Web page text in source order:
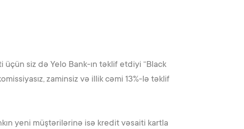
üçün siz də Yelo Bank-ın təklif etdiyi “Black
zaminsiz və illik cəmi 13%-lə təklif
yeni müştərilərinə isə kredit vəsaiti kartla